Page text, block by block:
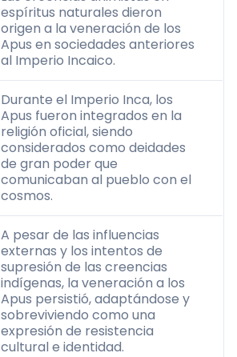
espíritus naturales dieron
origen a la veneración de los
Apus en sociedades anteriores
al Imperio Incaico.
Durante el Imperio Inca, los
Apus fueron integrados en la
religión oficial, siendo
considerados como deidades
de gran poder que
comunicaban al pueblo con el
cosmos.
A pesar de las influencias
externas y los intentos de
supresión de las creencias
indígenas, la veneración a los
Apus persistió, adaptándose y
sobreviviendo como una
expresión de resistencia
cultural e identidad.